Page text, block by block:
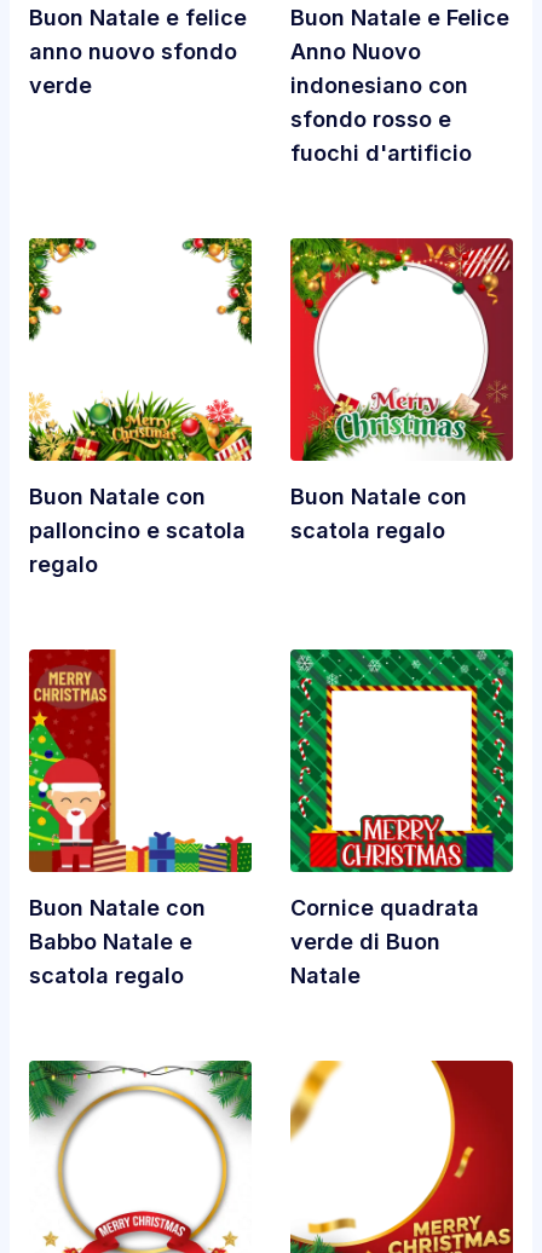
Buon Natale e felice
anno nuovo sfondo
verde
Buon Natale e Felice
Anno Nuovo
indonesiano con
sfondo rosso e
fuochi d'artificio
Buon Natale con
palloncino e scatola
regalo
Buon Natale con
scatola regalo
Buon Natale con
Babbo Natale e
scatola regalo
Cornice quadrata
verde di Buon
Natale